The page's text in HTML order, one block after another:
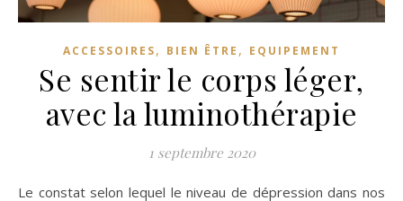
ACCESSOIRES, BIEN ÊTRE , EQUIPEMENT
Se sentir le corps léger,
avec la luminothérapie
1 septembre 2020
Le constat selon lequel le niveau de dépression dans nos